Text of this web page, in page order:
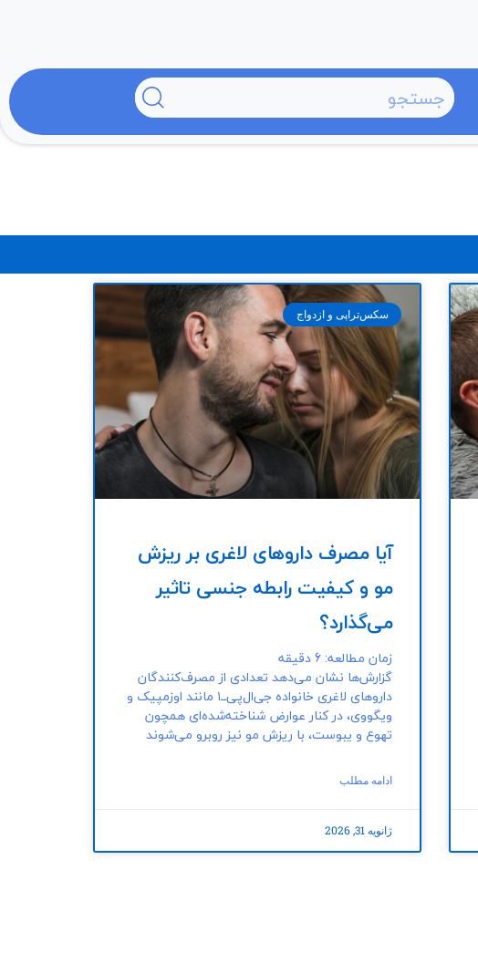
سکس‌تراپی و ازدواج
آیا مصرف داروهای لاغری بر ریزش
مو و کیفیت رابطه جنسی تاثیر
می‌گذارد؟
زمان مطالعه: 6دقیقه
گزارش‌ها نشان می‌دهد تعدادی از مصرف‌کنندگان
داروهای لاغری خانواده‌ جی‌ال‌پی‌‌ــ۱ مانند اوزمپیک و
ویگووی، در کنار عوارض شناخته‌شده‌ای همچون
تهوع و یبوست، با ریزش مو نیز روبرو می‌شوند
ادامه مطلب
ژانویه 31, 2026